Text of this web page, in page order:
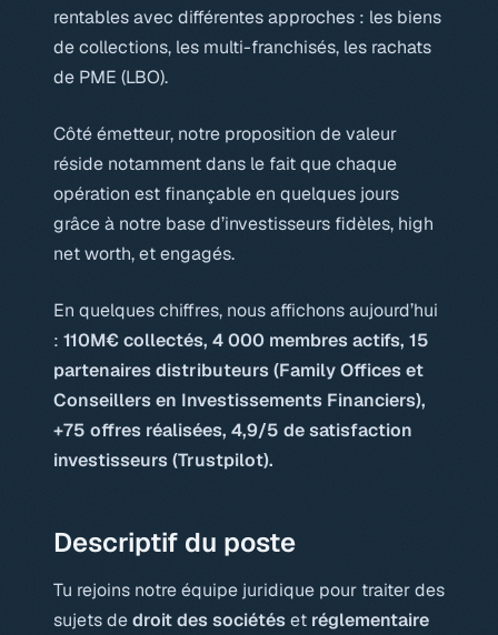
rentables avec différentes approches : les biens
de collections, les multi-franchisés, les rachats
de PME (LBO).
Côté émetteur, notre proposition de valeur
réside notamment dans le fait que chaque
opération est finançable en quelques jours
grâce à notre base d’investisseurs fidèles, high
net worth, et engagés.
En quelques chiffres, nous affichons aujourd’hui
: 110M€ collectés, 4 000 membres actifs, 15
partenaires distributeurs (Family Offices et
Conseillers en Investissements Financiers),
+75 offres réalisées, 4,9/5 de satisfaction
investisseurs (Trustpilot).
Descriptif du poste
Tu rejoins notre équipe juridique pour traiter des
sujets dedroit des sociétéset réglementaire